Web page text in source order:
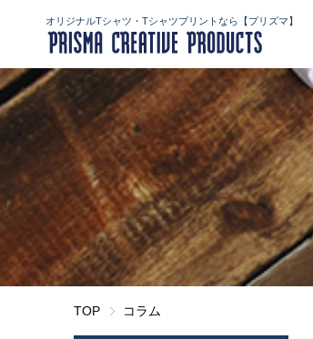
オリジナルTシャツ・Tシャツプリントなら【プリズマ】
TOP コラム